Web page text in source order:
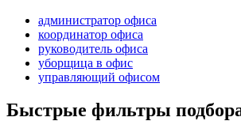
администратор офиса
координатор офиса
руководитель офиса
уборщица в офис
управляющий офисом
Быстрые фильтры